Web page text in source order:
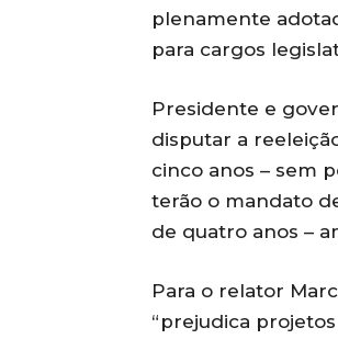
plenamente
para cargos
Presidente e
disputar a
cinco anos – sem
terão o mandato
de quatro anos –
Para o relator
“prejudica